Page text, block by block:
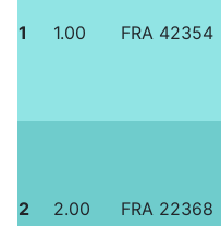
1 1.00 FRA 42354
2 2.00 FRA 22368